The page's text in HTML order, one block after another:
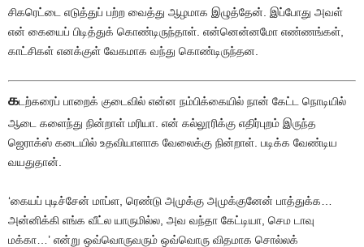
சிகரெட்டை எடுத்துப் பற்ற வைத்து ஆழமாக இழுத்தேன். இப்போது அவள்
என் கையைப் பிடித்துக் கொண்டிருந்தாள். என்னென்னமோ எண்ணங்கள்,
காட்சிகள் எனக்குள் வேகமாக வந்து கொண்டிருந்தன.
கடற்கரைப் பாறைக் குடைவில் என்ன நம்பிக்கையில் நான் கேட்ட நொடியில்
ஆடை களைந்து நின்றாள் மரியா. என் கல்லூரிக்கு எதிர்புறம் இருந்த
ஜெராக்ஸ் கடையில் உதவியாளாக வேலைக்கு நின்றாள். படிக்க வேண்டிய
வயதுதான்.
‘கையப் புடிச்சேன் மாப்ள, ரெண்டு அமுக்கு அமுக்குனேன் பாத்துக்க…
அன்னிக்கி எங்க வீட்ல யாருமில்ல, அவ வந்தா கேட்டியா, செம டாவு
மக்கா…’ என்று ஒவ்வொருவரும் ஒவ்வொரு விதமாக சொல்லக்